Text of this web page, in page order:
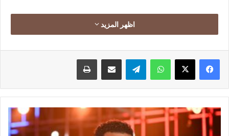
30.69 جنيها للبيع.
سعر الين الياباني أمام الجنيه في البنك الأهلي
30.69 جنيها للبيع.
الين الياباني العملة الرسمية لليابان
اظهر المزيد
فيسبوك ‫X واتساب تيلقرام مشاركة عبر البريد طباعة
محمد
رمضان:
مصر